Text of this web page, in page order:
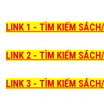
LINK 1 - TÌM KIẾM
LINK 2 - TÌM KIẾM
LINK 3 - TÌM KIẾM